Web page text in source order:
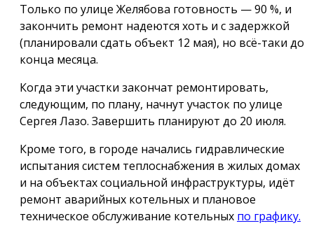
Только по улице Желябова готовность — 90 %, и
закончить ремонт надеются хоть и с задержкой
(планировали сдать объект 12 мая), но всё-таки до
конца месяца.
Когда эти участки закончат ремонтировать,
следующим, по плану, начнут участок по улице
Сергея Лазо. Завершить планируют до 20 июля.
Кроме того, в городе начались гидравлические
испытания систем теплоснабжения в жилых домах
и на объектах социальной инфраструктуры, идёт
ремонт аварийных котельных и плановое
техническое обслуживание котельных по графику.